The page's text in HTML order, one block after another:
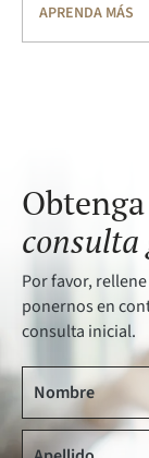
APRENDA MÁS
Por favor,
ponernos en
consulta inicial.